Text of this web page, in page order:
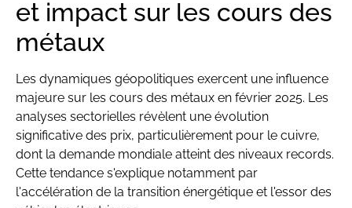
et impact sur les cours des
métaux
Les dynamiques géopolitiques exercent une influence
majeure sur les cours des métaux en février 2025. Les
analyses sectorielles révèlent une évolution
significative des prix, particulièrement pour le cuivre,
dont la demande mondiale atteint des niveaux records.
Cette tendance s'explique notamment par
l'accélération de la transition énergétique et l'essor des